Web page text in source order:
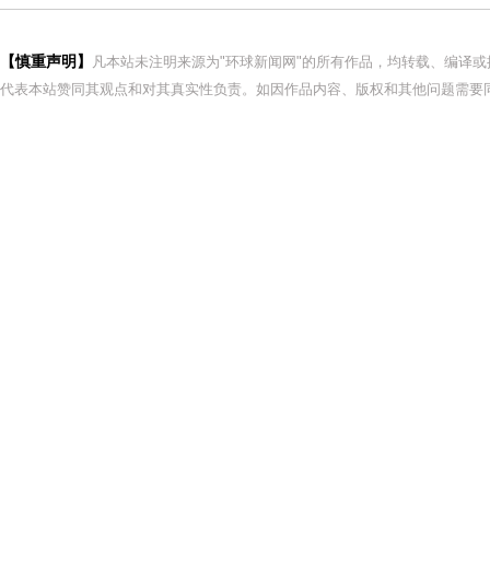
【慎重声明】
凡本站未注明来源为"环球新闻网"的所有作品，均转载、编译
代表本站赞同其观点和对其真实性负责。如因作品内容、版权和其他问题需